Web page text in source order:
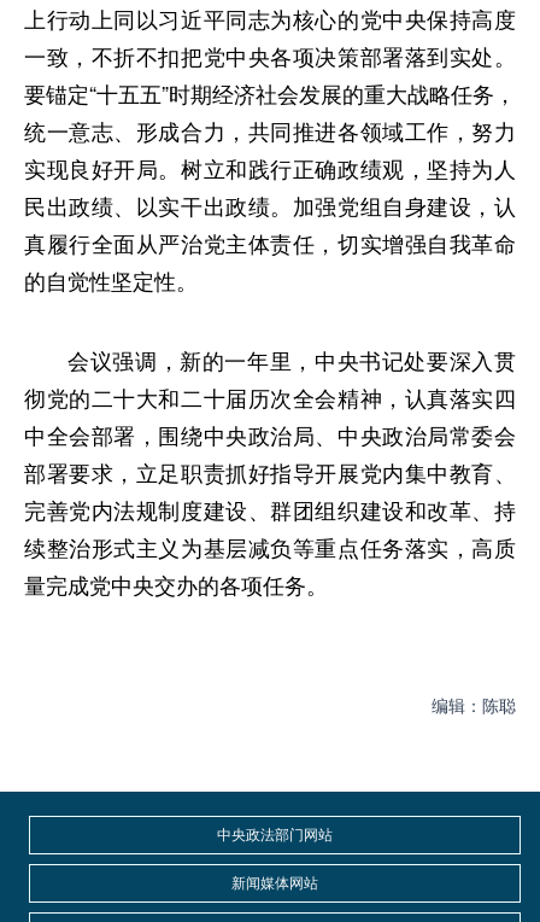
上行动上同以习近平同志为核心的党中央保持高度
一致，不折不扣把党中央各项决策部署落到实处。
要锚定“十五五”时期经济社会发展的重大战略任务，
统一意志、形成合力，共同推进各领域工作，努力
实现良好开局。树立和践行正确政绩观，坚持为人
民出政绩、以实干出政绩。加强党组自身建设，认
真履行全面从严治党主体责任，切实增强自我革命
的自觉性坚定性。
会议强调，新的一年里，中央书记处要深入贯
彻党的二十大和二十届历次全会精神，认真落实四
中全会部署，围绕中央政治局、中央政治局常委会
部署要求，立足职责抓好指导开展党内集中教育、
完善党内法规制度建设、群团组织建设和改革、持
续整治形式主义为基层减负等重点任务落实，高质
量完成党中央交办的各项任务。
编辑：陈聪
中央政法部门网站
新闻媒体网站